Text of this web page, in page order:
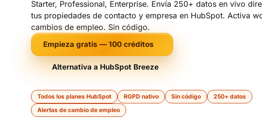
Starter, Professional, Enterprise. Envía 250+ datos en vivo
tus propiedades de contacto y empresa en HubSpot. Activa
cambios de empleo. Sin código.
Empieza gratis — 100 créditos
Alternativa a HubSpot Breeze
Todos los planes HubSpot RGPD nativo Sin código
250+ datos
Alertas de cambio de empleo